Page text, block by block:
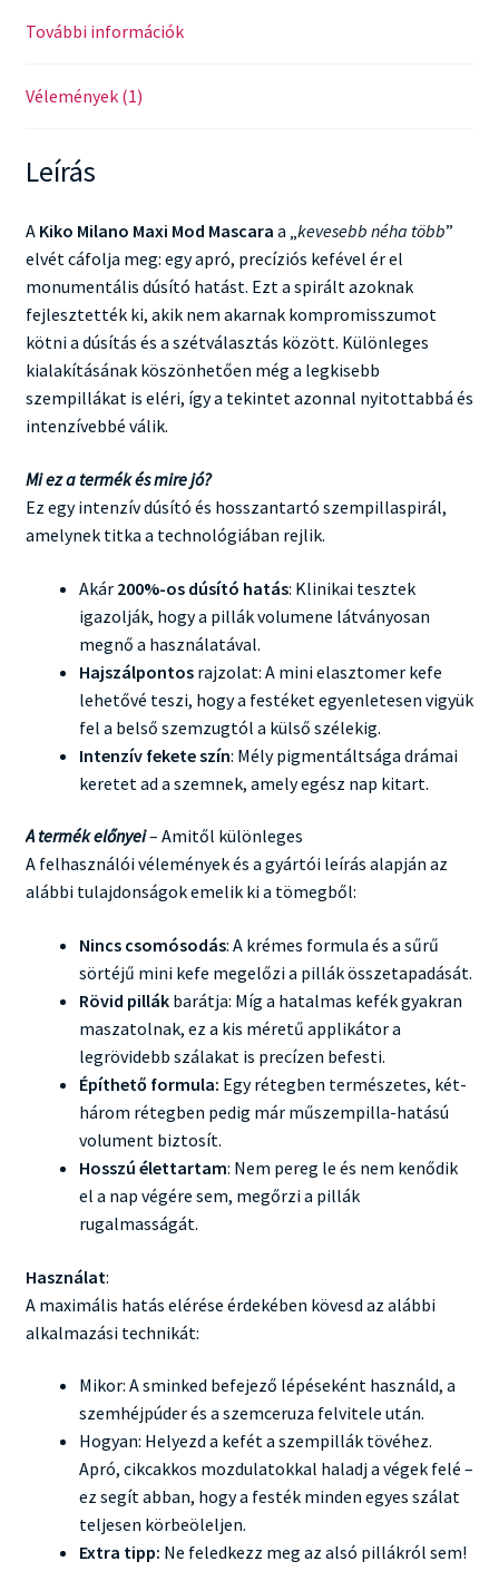
További információk
Vélemények (1)
Leírás
A Kiko Milano Maxi Mod Mascara a „kevesebb néha több”
elvét cáfolja meg: egy apró, precíziós kefével ér el
monumentális dúsító hatást. Ezt a spirált azoknak
fejlesztették ki, akik nem akarnak kompromisszumot
kötni a dúsítás és a szétválasztás között. Különleges
kialakításának köszönhetően még a legkisebb
szempillákat is eléri, így a tekintet azonnal nyitottabbá és
intenzívebbé válik.
Mi ez a termék és mire jó?
Ez egy intenzív dúsító és hosszantartó szempillaspirál,
amelynek titka a technológiában rejlik.
Akár 200%-os dúsító hatás: Klinikai tesztek
igazolják, hogy a pillák volumene látványosan
megnő a használatával.
Hajszálpontosrajzolat: A mini elasztomer kefe
lehetővé teszi, hogy a festéket egyenletesen vigyük
fel a belső szemzugtól a külső szélekig.
Intenzív fekete szín: Mély pigmentáltsága drámai
keretet ad a szemnek, amely egész nap kitart.
A termék előnyei– Amitől különleges
A felhasználói vélemények és a gyártói leírás alapján az
alábbi tulajdonságok emelik ki a tömegből:
Nincs csomósodás: A krémes formula és a sűrű
sörtéjű mini kefe megelőzi a pillák összetapadását.
Rövid pillákbarátja: Míg a hatalmas kefék gyakran
maszatolnak, ez a kis méretű applikátor a
legrövidebb szálakat is precízen befesti.
Építhető formula: Egy rétegben természetes, két-
három rétegben pedig már műszempilla-hatású
volument biztosít.
Hosszú élettartam: Nem pereg le és nem kenődik
el a nap végére sem, megőrzi a pillák
rugalmasságát.
Használat:
A maximális hatás elérése érdekében kövesd az alábbi
alkalmazási technikát:
Mikor: A sminked befejező lépéseként használd, a
szemhéjpúder és a szemceruza felvitele után.
Hogyan: Helyezd a kefét a szempillák tövéhez.
Apró, cikcakkos mozdulatokkal haladj a végek felé –
ez segít abban, hogy a festék minden egyes szálat
teljesen körbeöleljen.
Extra tipp: Ne feledkezz meg az alsó pillákról sem!